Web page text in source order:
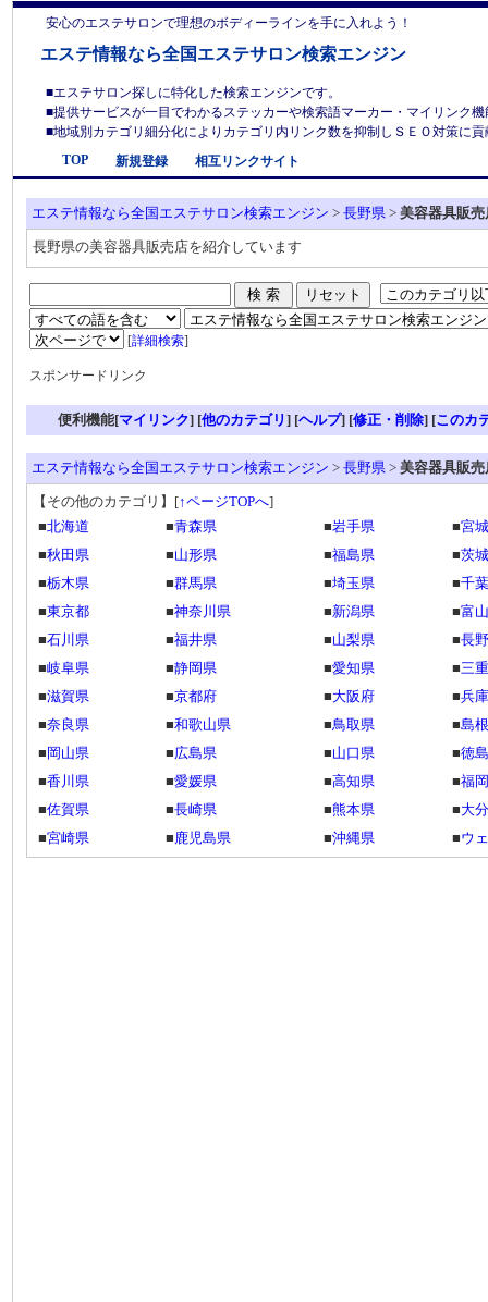
安心のエステサロンで理想のボディーラインを手に入れよう！
エステ情報なら全国エステサロン検索エンジン
■エステサロン探しに特化した検索エンジンです。
■提供サービスが一目でわかるステッカーや検索語マーカー・マイリンク
■地域別カテゴリ細分化によりカテゴリ内リンク数を抑制しＳＥＯ対策に
TOP
新規登録 相互リンクサイト
エステ情報なら全国エステサロン検索エンジン > 長野県 > 美容器具販売
長野県の美容器具販売店を紹介しています
[詳細検索]
スポンサードリンク
便利機能[マイリンク] [他のカテゴリ] [ヘルプ] [修正・削除] [このカ
エステ情報なら全国エステサロン検索エンジン > 長野県 > 美容器具販売
【その他のカテゴリ】 [↑ページTOPへ]
■北海道 ■青森県 ■岩手県 ■宮
■秋田県 ■山形県 ■福島県 ■茨
■栃木県 ■群馬県 ■埼玉県 ■千
■東京都 ■神奈川県 ■新潟県 ■富
■石川県 ■福井県 ■山梨県 ■長
■岐阜県 ■静岡県 ■愛知県 ■三
■滋賀県 ■京都府 ■大阪府 ■兵
■奈良県 ■和歌山県 ■鳥取県 ■島
■ 岡山県 ■広島県 ■山口県 ■徳
■香川県 ■愛媛県 ■高知県 ■福
■佐賀県 ■長崎県 ■熊本県 ■大
■宮崎県 ■鹿児島県 ■沖縄県 ■ウ